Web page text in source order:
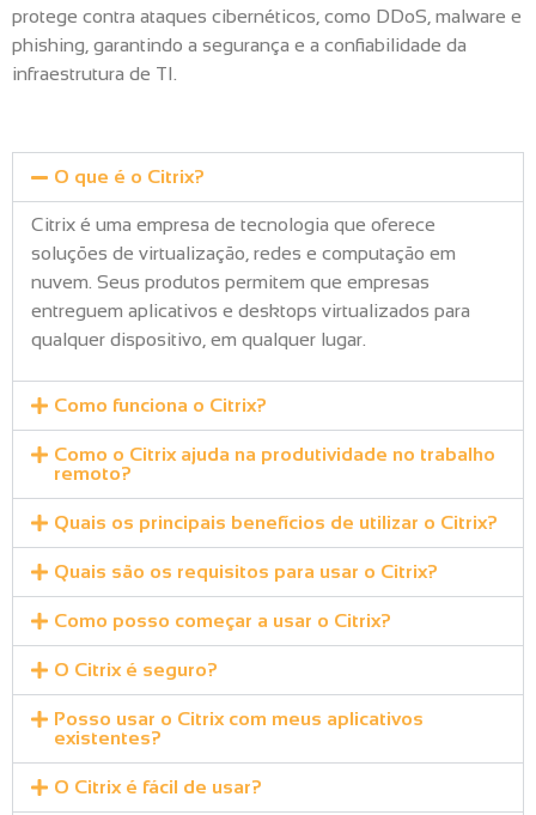
protege contra ataques cibernéticos, como DDoS, malware e
phishing, garantindo a segurança e a confiabilidade da
infraestrutura de TI.
O que é o Citrix?
Citrix é uma empresa de tecnologia que oferece
soluções de virtualização, redes e computação em
nuvem. Seus produtos permitem que empresas
entreguem aplicativos e desktops virtualizados para
qualquer dispositivo, em qualquer lugar.
Como funciona o Citrix?
Como o Citrix ajuda na produtividade no trabalho
remoto?
Quais os principais benefícios de utilizar o Citrix?
Quais são os requisitos para usar o Citrix?
Como posso começar a usar o Citrix?
O Citrix é seguro?
Posso usar o Citrix com meus aplicativos
existentes?
O Citrix é fácil de usar?